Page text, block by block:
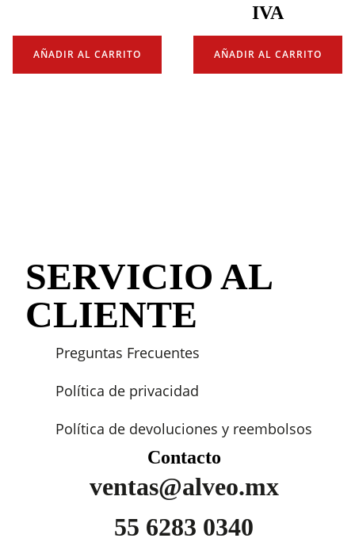
AÑADIR AL CARRITO
IVA
AÑADIR AL CARRITO
SERVICIO AL
CLIENTE
Preguntas Frecuentes
Política de privacidad
Política de devoluciones y reembolsos
Contacto
ventas@alveo.mx
55 6283 0340